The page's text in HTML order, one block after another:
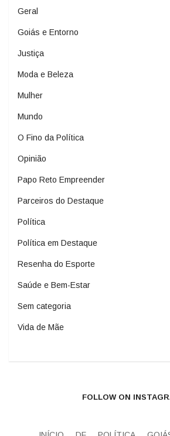
Geral
Goiás e Entorno
Justiça
Moda e Beleza
Mulher
Mundo
O Fino da Política
Opinião
Papo Reto Empreender
Parceiros do Destaque
Política
Política em Destaque
Resenha do Esporte
Saúde e Bem-Estar
Sem categoria
Vida de Mãe
FOLLOW ON